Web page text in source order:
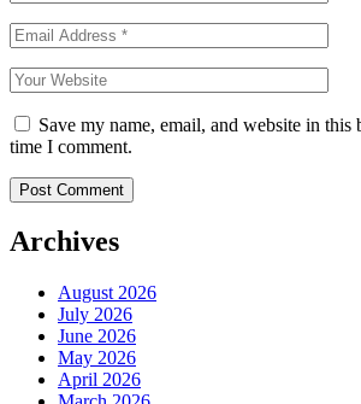
Save my name, email, and website in this
time I comment.
Archives
August 2026
July 2026
June 2026
May 2026
April 2026